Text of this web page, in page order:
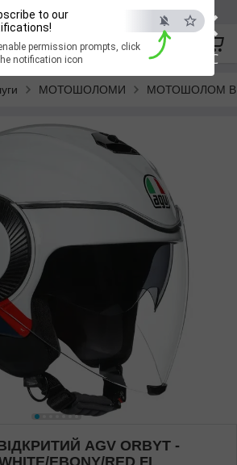
×
ESC
to our
permission prompts, click
notification icon
магазин мототоварів
МОТОШОЛОМИ МОТОШОЛОМ
AGV ORBYT -
EBONY/RED FL